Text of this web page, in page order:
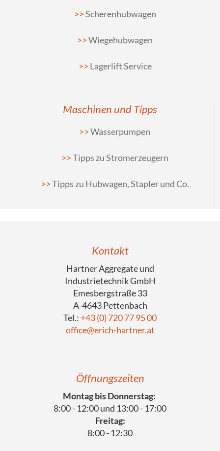
Scherenhubwagen
Wiegehubwagen
Lagerlift Service
Maschinen und Tipps
Wasserpumpen
Tipps zu Stromerzeugern
Tipps zu Hubwagen, Stapler und Co.
Kontakt
Hartner Aggregate und
Industrietechnik GmbH
Emesbergstraße 33
A-4643 Pettenbach
Tel.: +43 (0) 720 77 95 00
office@erich-hartner.at
Öffnungszeiten
Montag bis Donnerstag:
8:00 - 12:00 und 13:00 - 17:00
Freitag:
8:00 - 12:30